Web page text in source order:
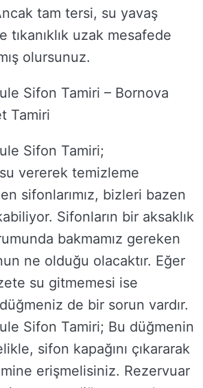
tam tersi, su yavaş
tıkanıklık uzak mesafede
olursunuz.
Sifon Tamiri – Bornova
Tamiri
Sifon Tamiri;
vererek temizleme
sifonlarımız, bizleri bazen
Sifonların bir aksaklık
bakmamız gereken
ne olduğu olacaktır. Eğer
su gitmemesi ise
de bir sorun vardır.
Sifon Tamiri; Bu düğmenin
sifon kapağını çıkararak
erişmelisiniz. Rezervuar